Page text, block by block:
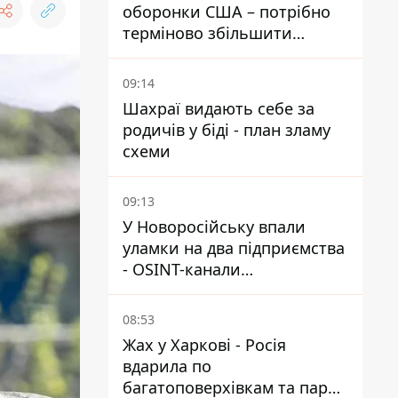
оборонки США – потрібно
терміново збільшити
виробництво озброєнь
09:14
Шахраї видають себе за
родичів у біді - план зламу
схеми
09:13
У Новоросійську впали
уламки на два підприємства
- OSINT-канали
припускають удар по порту
08:53
Жах у Харкові - Росія
вдарила по
багатоповерхівкам та парку,